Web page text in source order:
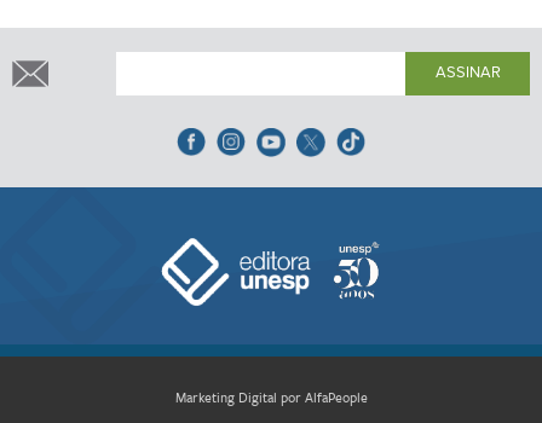
ASSINAR
Marketing Digital por AlfaPeople